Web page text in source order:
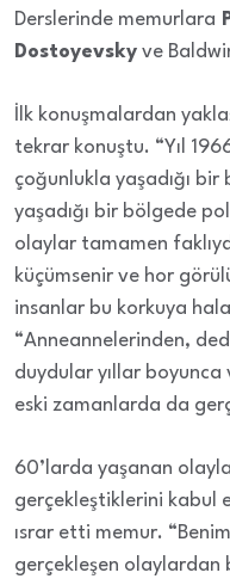
Derslerinde memurlara
Dostoyevsky ve
İlk konuşmalardan
tekrar konuştu. “Yıl
çoğunlukla yaşadığı
yaşadığı bir bölgede
olaylar tamamen
küçümsenir ve hor
insanlar bu korkuya
“Anneannelerinden,
duydular yıllar boyunca
eski zamanlarda da
60’larda yaşanan
gerçekleştiklerini kabul
ısrar etti memur.
gerçekleşen olaylardan